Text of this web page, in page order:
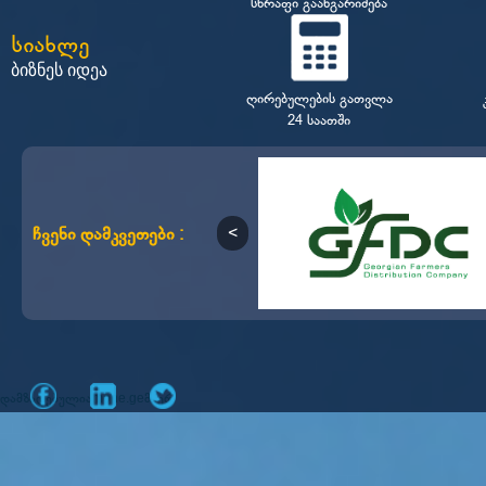
სიახლე
ბიზნეს იდეა
ღირებულების გათვლა
24 საათში
ჩვენი დამკვეთები :
დამზადებულია mone.ge მიერ